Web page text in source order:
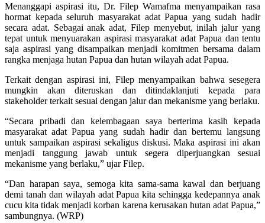
Menanggapi aspirasi itu, Dr. Filep Wamafma menyampaikan rasa
hormat kepada seluruh masyarakat adat Papua yang sudah hadir
secara adat. Sebagai anak adat, Filep menyebut, inilah jalur yang
tepat untuk menyuarakan aspirasi masyarakat adat Papua dan tentu
saja aspirasi yang disampaikan menjadi komitmen bersama dalam
rangka menjaga hutan Papua dan hutan wilayah adat Papua.
Terkait dengan aspirasi ini, Filep menyampaikan bahwa sesegera
mungkin akan diteruskan dan ditindaklanjuti kepada para
stakeholder terkait sesuai dengan jalur dan mekanisme yang berlaku.
“Secara pribadi dan kelembagaan saya berterima kasih kepada
masyarakat adat Papua yang sudah hadir dan bertemu langsung
untuk sampaikan aspirasi sekaligus diskusi. Maka aspirasi ini akan
menjadi tanggung jawab untuk segera diperjuangkan sesuai
mekanisme yang berlaku,” ujar Filep.
“Dan harapan saya, semoga kita sama-sama kawal dan berjuang
demi tanah dan wilayah adat Papua kita sehingga kedepannya anak
cucu kita tidak menjadi korban karena kerusakan hutan adat Papua,”
sambungnya. (WRP)